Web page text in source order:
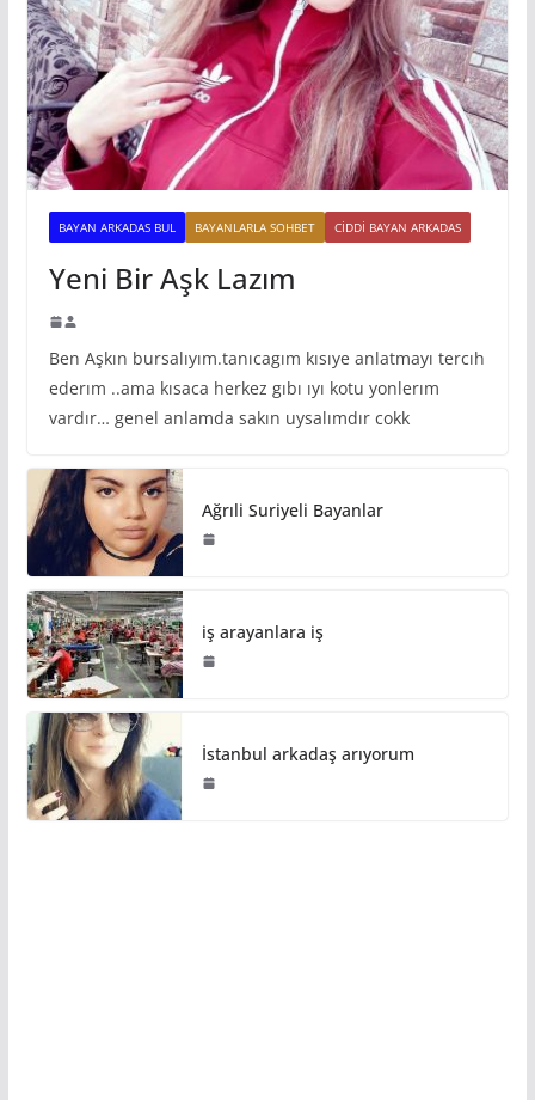
BAYAN ARKADAS BUL BAYANLARLA SOHBET CIDDI BAYAN ARKADAS
Yeni Bir Aşk Lazım
Ben Aşkın bursalıyım.tanıcagım kısıye anlatmayı tercıh
ederım ..ama kısaca herkez gıbı ıyı kotu yonlerım
vardır… genel anlamda sakın uysalımdır cokk
Ağrıli Suriyeli Bayanlar
iş arayanlara iş
İstanbul arkadaş arıyorum